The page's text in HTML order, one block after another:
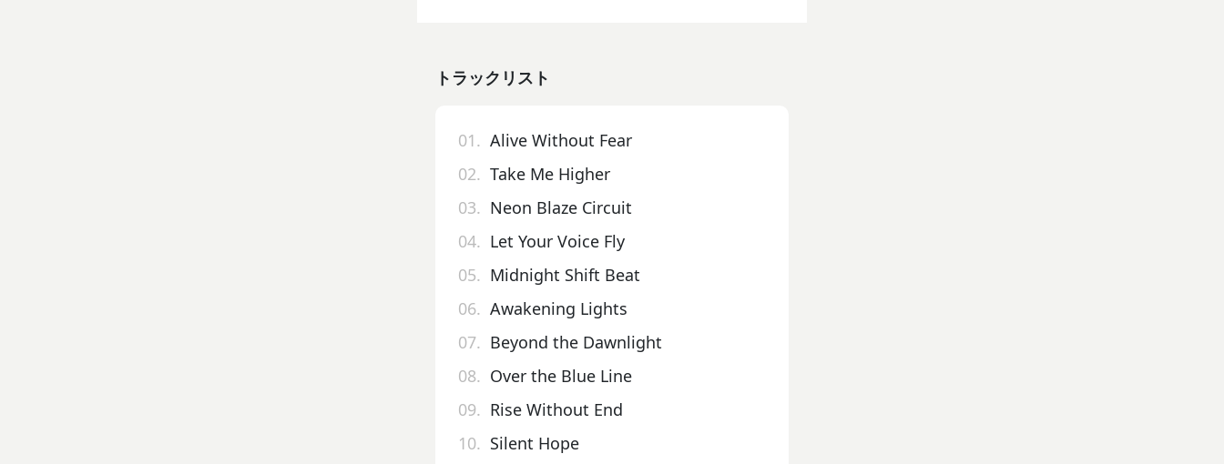
トラックリスト
01. Alive Without Fear
02. Take Me Higher
03. Neon Blaze Circuit
04. Let Your Voice Fly
05. Midnight Shift Beat
06. Awakening Lights
07. Beyond the Dawnlight
08. Over the Blue Line
09. Rise Without End
10. Silent Hope